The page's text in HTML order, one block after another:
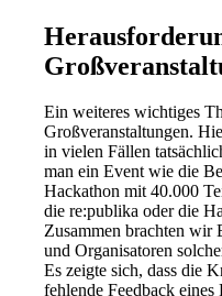
Ein weiteres wichtiges
Großveranstaltungen.
in vielen Fällen
man ein Event wie die
Hackathon mit 40.000
die re:publika oder die
Zusammen brachten wir
und Organisatoren
Es zeigte sich, dass die
fehlende Feedback